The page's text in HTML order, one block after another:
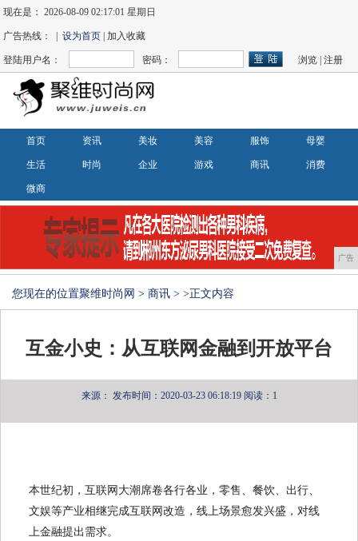
现在是：2026-08-09 02:17:01 星期日
广告热线： |设为首页 | 加入收藏
登陆用户名： 密码： 浏览 |注册
首页 资讯 美妆 美容 服饰 母婴
生活 时尚 企业 游戏 商讯 消费
微商
广告
您现在的位置聚维时尚网 > 商讯 > >正文内容
互金小史：从互联网金融到开放平台
来源： 发布时间：2020-03-23 06:18:19 阅读：1
本世纪初，互联网大潮席卷各行各业，零售、餐饮、出行、
文娱等产业相继完成互联网改造，线上场景愈发兴盛，对线
上金融提出需求。